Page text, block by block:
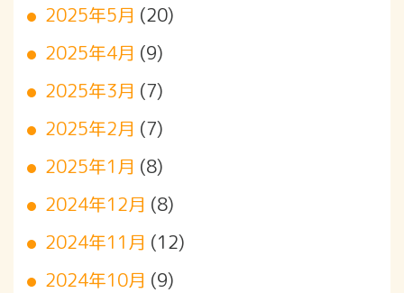
2025年5月 (20)
2025年4月 (9)
2025年3月 (7)
2025年2月 (7)
2025年1月 (8)
2024年12月 (8)
2024年11月 (12)
2024年10月 (9)